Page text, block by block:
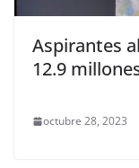
Aspirantes
12.9
octubre 28, 2023